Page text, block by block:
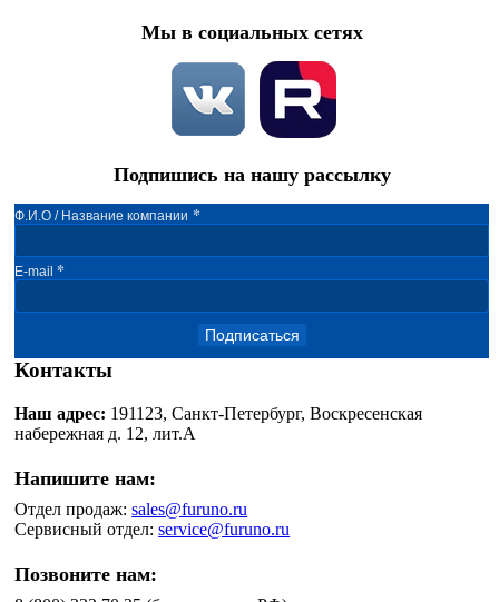
Мы в социальных сетях
Подпишись на нашу рассылку
Ф.И.О / Название компании *
E-mail *
Подписаться
Контакты
Наш адрес: 191123, Санкт-Петербург, Воскресенская
набережная д. 12, лит.А
Напишите нам:
Отдел продаж:sales@furuno.ru
Сервисный отдел:service@furuno.ru
Позвоните нам: